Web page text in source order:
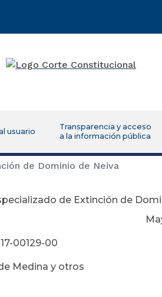
usuario
Transparencia y acceso
a la información pública
de Dominio de Neiva
de Extinción de
de
00129-00
Medina y otros